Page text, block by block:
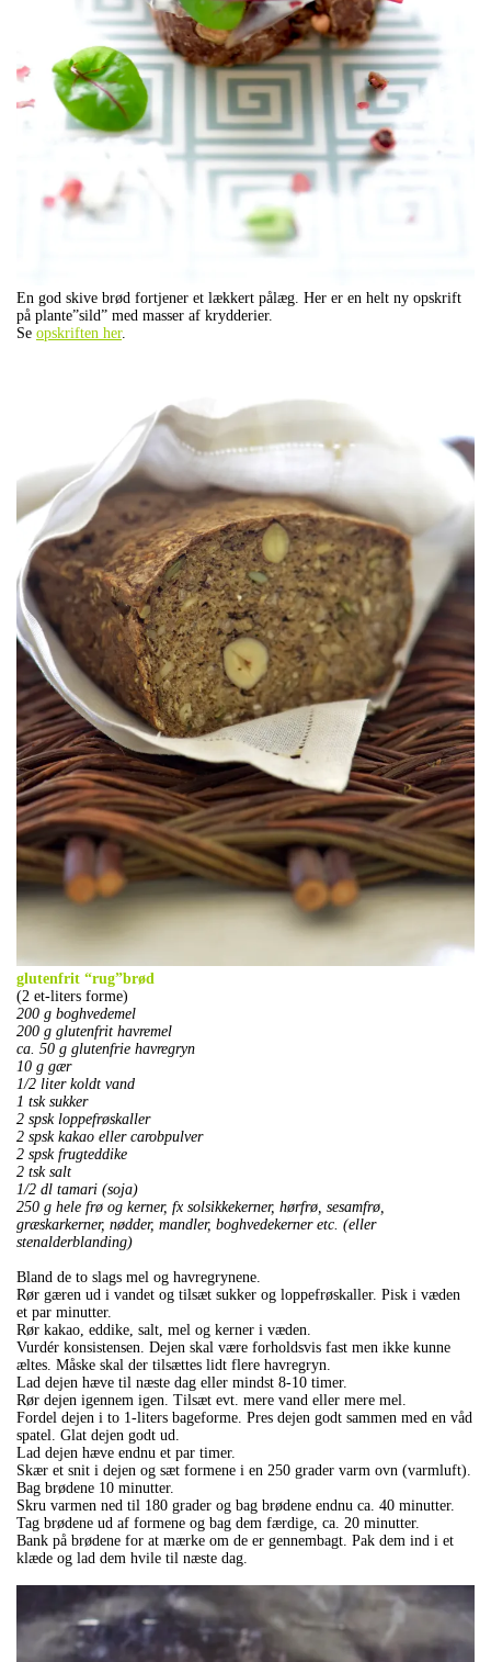
En god skive brød fortjener et lækkert pålæg. Her er en helt ny opskrift
på plante”sild” med masser af krydderier.
Se opskriften her.
glutenfrit “rug”brød
(2 et-liters forme)
200 g boghvedemel
200 g glutenfrit havremel
ca. 50 g glutenfrie havregryn
10 g gær
1/2 liter koldt vand
1 tsk sukker
2 spsk loppefrøskaller
2 spsk kakao eller carobpulver
2 spsk frugteddike
2 tsk salt
1/2 dl tamari (soja)
250 g hele frø og kerner, fx solsikkekerner, hørfrø, sesamfrø,
græskarkerner, nødder, mandler, boghvedekerner etc. (eller
stenalderblanding)
Bland de to slags mel og havregrynene.
Rør gæren ud i vandet og tilsæt sukker og loppefrøskaller. Pisk i væden
et par minutter.
Rør kakao, eddike, salt, mel og kerner i væden.
Vurdér konsistensen. Dejen skal være forholdsvis fast men ikke kunne
æltes. Måske skal der tilsættes lidt flere havregryn.
Lad dejen hæve til næste dag eller mindst 8-10 timer.
Rør dejen igennem igen. Tilsæt evt. mere vand eller mere mel.
Fordel dejen i to 1-liters bageforme. Pres dejen godt sammen med en våd
spatel. Glat dejen godt ud.
Lad dejen hæve endnu et par timer.
Skær et snit i dejen og sæt formene i en 250 grader varm ovn (varmluft).
Bag brødene 10 minutter.
Skru varmen ned til 180 grader og bag brødene endnu ca. 40 minutter.
Tag brødene ud af formene og bag dem færdige, ca. 20 minutter.
Bank på brødene for at mærke om de er gennembagt. Pak dem ind i et
klæde og lad dem hvile til næste dag.